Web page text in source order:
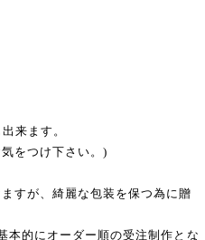
ます。
つけ下さい。)
が、綺麗な包装を保つ為に贈
的にオーダー順の受注制作とな